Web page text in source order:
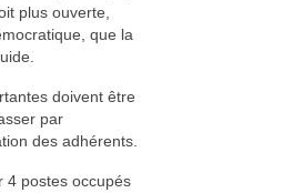
plus ouverte,
que la
doivent être
par
des adhérents.
4 postes occupés